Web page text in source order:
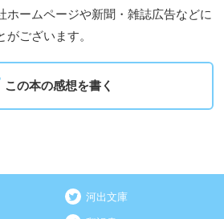
ホームページや新聞・雑誌広告などに
ございます。
この本の感想を書く
河出文庫